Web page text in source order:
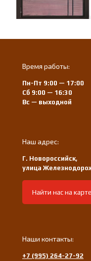
Время работы:
Пн-Пт 9:00 — 17:00
Сб 9:00 — 16:30
Вс — выходной
Наш адрес:
Г. Новороссийск,
улица
Найти нас на карте
Наши контакты:
+7 (995) 264-27-92